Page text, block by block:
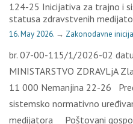
124-25 Inicijativa za trajno i
statusa zdravstvenih
16. May 2026. → Zakonodavne
br. 07-00-115/1/2026-02
MINISTARSTVO ZDRAVLjA
11 000 Nemanjina 22-26
sistemsko normativno
medijatora Poštovani